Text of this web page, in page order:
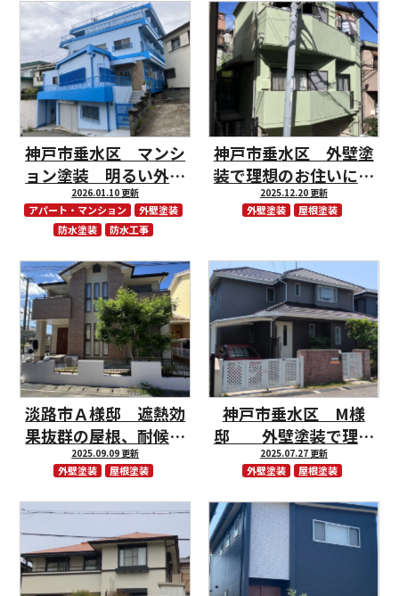
神戸市垂水区 マンシ
ョン塗装 明るい外観
に生まれ変わりまし
た！
2026.01.10 更新
アパート・マンション
外壁塗装
防水塗装
防水工事
神戸市垂水区 外壁塗
装で理想のお住いにイ
メージチェンジ
2025.12.20 更新
外壁塗装 屋根塗装
淡路市Ａ様邸 遮熱効
果抜群の屋根、耐候性
抜群の外壁になりまし
た！
2025.09.09 更新
外壁塗装 屋根塗装
神戸市垂水区 M様
邸 外壁塗装で理想
のお色にイメージチェ
ンジ♪
2025.07.27 更新
外壁塗装 屋根塗装